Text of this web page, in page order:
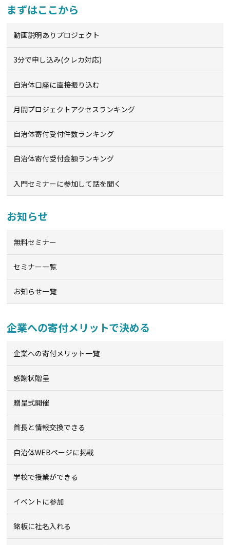
まずはここから
動画説明ありプロジェクト
3分で申し込み(クレカ対応)
自治体口座に直接振り込む
月間プロジェクトアクセスランキング
自治体寄付受付件数ランキング
自治体寄付受付金額ランキング
入門セミナーに参加して話を聞く
お知らせ
無料セミナー
セミナー一覧
お知らせ一覧
企業への寄付メリットで決める
企業への寄付メリット一覧
感謝状贈呈
贈呈式開催
首長と情報交換できる
自治体WEBページに掲載
学校で授業ができる
イベントに参加
銘板に社名入れる